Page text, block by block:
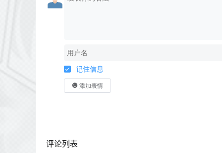
记住信息
添加表情
评论列表